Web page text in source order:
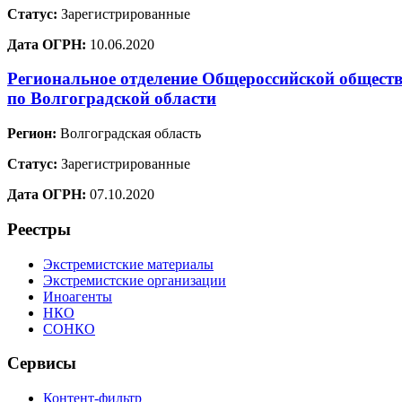
Статус: Зарегистрированные
Дата ОГРН: 10.06.2020
Региональное отделение Общероссийской
по Волгоградской области
Регион: Волгоградская область
Статус: Зарегистрированные
Дата ОГРН: 07.10.2020
Реестры
Экстремистские материалы
Экстремистские организации
Иноагенты
НКО
СОНКО
Сервисы
Контент-фильтр